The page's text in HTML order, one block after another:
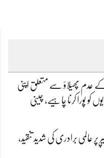
عدم پھیلاؤ سے متعلق اپنی
کو پورا کرنا چاہیے، چینی
عالمی برادری کی شدید تنقید،